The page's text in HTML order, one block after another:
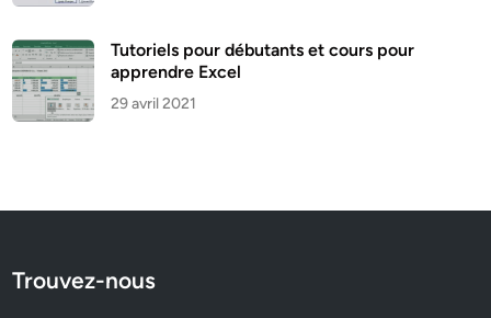
Tutoriels pour débutants et cours pour
apprendre Excel
29 avril 2021
Trouvez-nous